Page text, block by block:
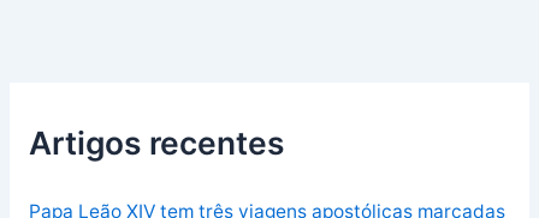
Artigos recentes
Papa Leão XIV tem três viagens apostólicas marcadas